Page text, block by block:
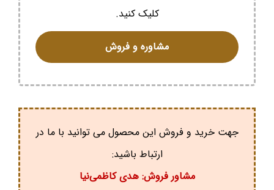
کلیک کنید.
مشاوره و فروش
جهت خرید و فروش این محصول می توانید با ما در
ارتباط باشید:
مشاور فروش: هدی کاظمی‌نیا